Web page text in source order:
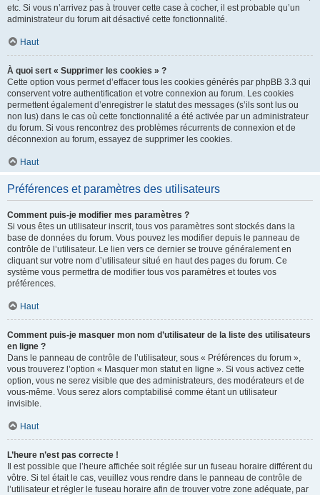
etc. Si vous n’arrivez pas à trouver cette case à cocher, il est probable qu’un
administrateur du forum ait désactivé cette fonctionnalité.
Haut
À quoi sert « Supprimer les cookies » ?
Cette option vous permet d’effacer tous les cookies générés par phpBB 3.3 qui
conservent votre authentification et votre connexion au forum. Les cookies
permettent également d’enregistrer le statut des messages (s’ils sont lus ou
non lus) dans le cas où cette fonctionnalité a été activée par un administrateur
du forum. Si vous rencontrez des problèmes récurrents de connexion et de
déconnexion au forum, essayez de supprimer les cookies.
Haut
Préférences et paramètres des utilisateurs
Comment puis-je modifier mes paramètres ?
Si vous êtes un utilisateur inscrit, tous vos paramètres sont stockés dans la
base de données du forum. Vous pouvez les modifier depuis le panneau de
contrôle de l’utilisateur. Le lien vers ce dernier se trouve généralement en
cliquant sur votre nom d’utilisateur situé en haut des pages du forum. Ce
système vous permettra de modifier tous vos paramètres et toutes vos
préférences.
Haut
Comment puis-je masquer mon nom d’utilisateur de la liste des utilisateurs
en ligne ?
Dans le panneau de contrôle de l’utilisateur, sous « Préférences du forum »,
vous trouverez l’option « Masquer mon statut en ligne ». Si vous activez cette
option, vous ne serez visible que des administrateurs, des modérateurs et de
vous-même. Vous serez alors comptabilisé comme étant un utilisateur
invisible.
Haut
L’heure n’est pas correcte !
Il est possible que l’heure affichée soit réglée sur un fuseau horaire différent du
vôtre. Si tel était le cas, veuillez vous rendre dans le panneau de contrôle de
l’utilisateur et régler le fuseau horaire afin de trouver votre zone adéquate, par